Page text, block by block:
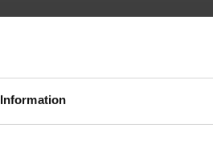
Information
Viipaloi kesäkurpitsat ja
parilalevyllä, jolloin saat
Leikkaa nippusipulit
Hienonna